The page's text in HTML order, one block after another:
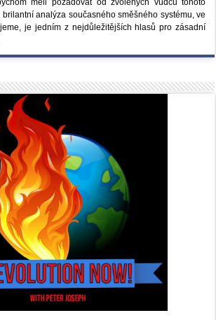
měli požadovat od zvolených vůdců tohoto
analýza současného směšného systému, ve
je jedním z nejdůležitějších hlasů pro zásadní